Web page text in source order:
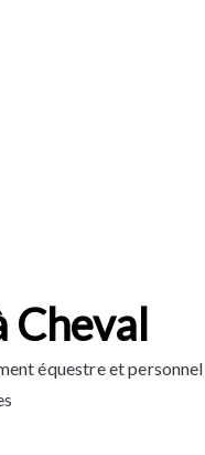
Cheval
équestre et personnel